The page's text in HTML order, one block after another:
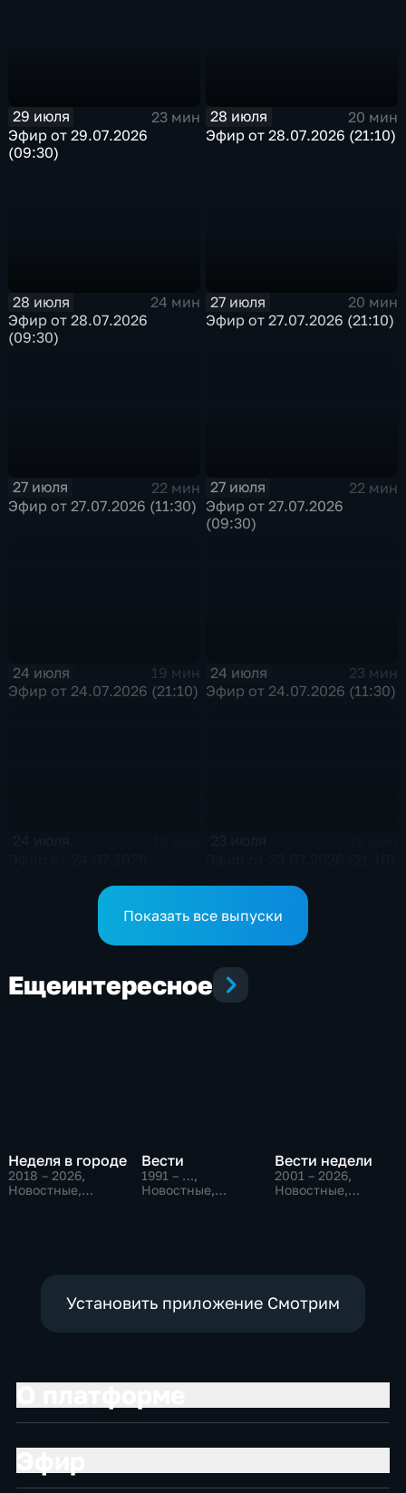
29 июля
23 мин
Эфир от 29.07.2026
(09:30)
28 июля
20 мин
Эфир от 28.07.2026 (21:10)
28 июля
24 мин
Эфир от 28.07.2026
(09:30)
27 июля
20 мин
Эфир от 27.07.2026 (21:10)
27 июля
22 мин
Эфир от 27.07.2026 (11:30)
27 июля
22 мин
Эфир от 27.07.2026
(09:30)
24 июля
19 мин
Эфир от 24.07.2026 (21:10)
24 июля
23 мин
Эфир от 24.07.2026 (11:30)
Показать все выпуски
Ещеинтересное
Неделя в городе
2018 – 2026,
Новостные,
Вести
1991 – …,
Новостные,
Вести недели
2001 – 2026,
Новостные,
Установить приложение Смотрим